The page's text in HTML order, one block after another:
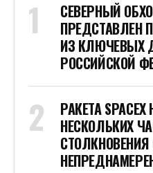
СЕВЕРНЫЙ
ПРЕДСТАВЛЕН
ИЗ КЛЮЧЕВЫХ
РОССИЙСКОЙ
РАКЕТА
НЕСКОЛЬКИХ